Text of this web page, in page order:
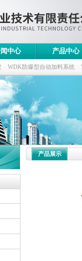
中心 产品中心
WDK防爆型自动加料系统
定量装车控制仪
产品展示